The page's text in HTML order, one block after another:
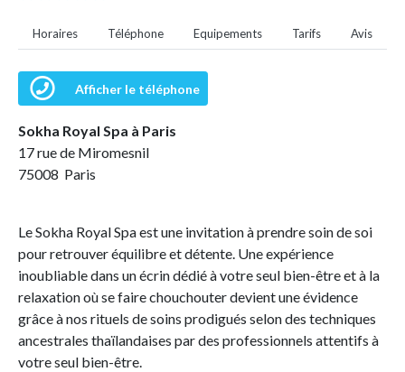
Horaires Téléphone Equipements Tarifs Avis
Afficher le téléphone
Sokha Royal Spa à Paris
17 rue de Miromesnil
75008 Paris
Le Sokha Royal Spa est une invitation à prendre soin de soi
pour retrouver équilibre et détente. Une expérience
inoubliable dans un écrin dédié à votre seul bien-être et à la
relaxation où se faire chouchouter devient une évidence
grâce à nos rituels de soins prodigués selon des techniques
ancestrales thaïlandaises par des professionnels attentifs à
votre seul bien-être.